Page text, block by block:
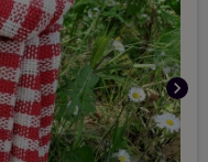
chevron_right